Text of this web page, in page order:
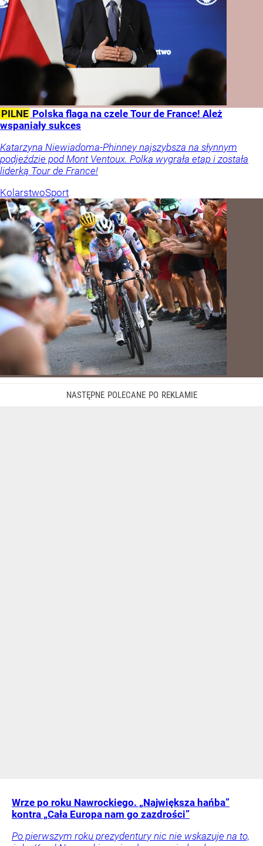
PILNE Polska flaga na czele Tour de France! Ależ
wspaniały sukces
Katarzyna Niewiadoma-Phinney najszybsza na słynnym
podjeździe pod Mont Ventoux. Polka wygrała etap i została
liderką Tour de France!
KolarstwoSport
Wrze po roku Nawrockiego. „Największa hańba”
kontra „Cała Europa nam go zazdrości”
Po pierwszym roku prezydentury nic nie wskazuje na to,